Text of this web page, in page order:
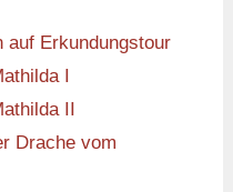
auf Erkundungstour
I
II
Drache vom